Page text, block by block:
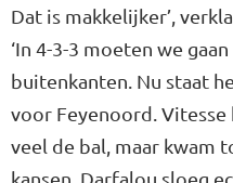
Dat is makkelijker’,
‘In 4-3-3 moeten we
buitenkanten. Nu staat
voor Feyenoord.
veel de bal, maar kwam
kansen. Darfalou sloeg